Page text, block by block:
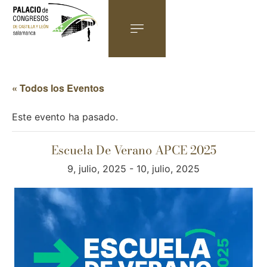
« Todos los Eventos
Este evento ha pasado.
Escuela De Verano APCE 2025
9, julio, 2025 - 10, julio, 2025